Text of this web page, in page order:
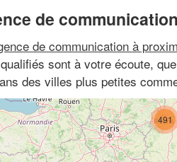
de
de communication à
sont à votre écoute,
des villes plus petites
491